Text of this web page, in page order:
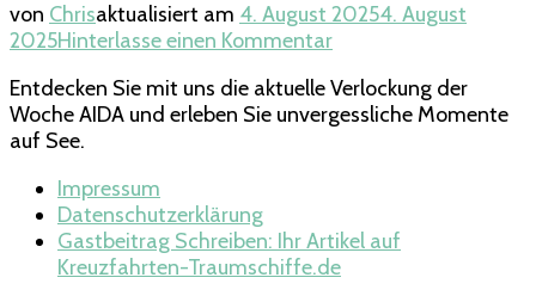
von Chrisaktualisiert am 4. August 20254. August
2025Hinterlasse einen Kommentarzu
Sie
die
Entdecken Sie mit uns die aktuelle Verlockung der
Woche AIDA und erleben Sie unvergessliche Momente
auf See.
Impressum
Datenschutzerklärung
Gastbeitrag Schreiben: Ihr Artikel auf
Kreuzfahrten-Traumschiffe.de